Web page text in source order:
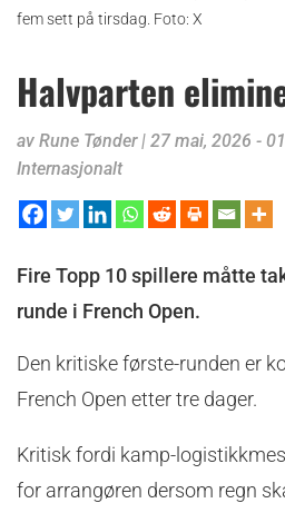
fem sett på tirsdag. Foto: X
Halvparten
av Rune Tønder| 27 mai, 2026 -
Internasjonalt
Fire Topp 10 spillere måtte
runde i French Open.
Den kritiske første-runden er
French Open etter tre dager.
Kritisk fordi kamp-
for arrangøren dersom regn